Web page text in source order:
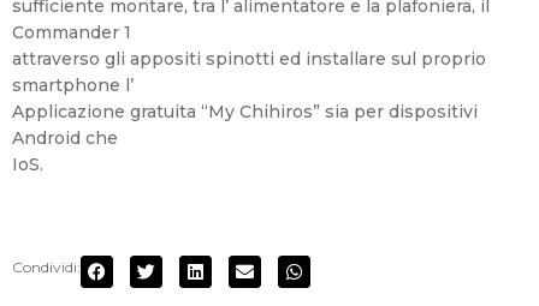
sufficiente montare, tra l’ alimentatore e la plafoniera, il
Commander 1
attraverso gli appositi spinotti ed installare sul proprio
smartphone l’
Applicazione gratuita “My Chihiros” sia per dispositivi
Android che
IoS.
Condividi: